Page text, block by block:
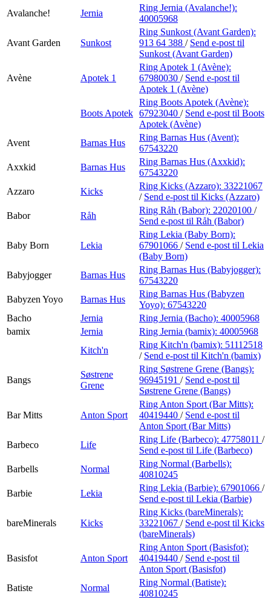
Avalanche!
Jernia
Ring Jernia (Avalanche!):
40005968
Avant Garden Sunkost
Ring Sunkost (Avant Garden):
913 64 388 / Send e-post til
Sunkost (Avant Garden)
Avène Apotek 1
Ring Apotek 1 (Avène):
67980030 / Send e-post til
Apotek 1 (Avène)
Boots Apotek
Ring Boots Apotek (Avène):
67923040 / Send e-post til Boots
Apotek (Avène)
Avent
Barnas Hus
Ring Barnas Hus (Avent):
67543220
Axxkid
Barnas Hus
Ring Barnas Hus (Axxkid):
67543220
Azzaro
Kicks
Ring Kicks (Azzaro): 33221067
/ Send e-post til Kicks (Azzaro)
Babor
Råh
Ring Råh (Babor): 22020100 /
Send e-post til Råh (Babor)
Baby Born Lekia
Ring Lekia (Baby Born):
67901066 / Send e-post til Lekia
(Baby Born)
Babyjogger
Barnas Hus
Ring Barnas Hus (Babyjogger):
67543220
Babyzen Yoyo
Barnas Hus
Ring Barnas Hus (Babyzen
Yoyo): 67543220
Bacho
Jernia Ring Jernia (Bacho): 40005968
bamix
Jernia Ring Jernia (bamix): 40005968
Kitch'n
Ring Kitch'n (bamix): 51112518
/ Send e-post til Kitch'n (bamix)
Bangs
Søstrene
Grene
Ring Søstrene Grene (Bangs):
96945191 / Send e-post til
Søstrene Grene (Bangs)
Bar Mitts Anton Sport
Ring Anton Sport (Bar Mitts):
40419440 / Send e-post til
Anton Sport (Bar Mitts)
Barbeco
Life
Ring Life (Barbeco): 47758011 /
Send e-post til Life (Barbeco)
Barbells
Normal
Ring Normal (Barbells):
40810245
Barbie
Lekia
Ring Lekia (Barbie): 67901066 /
Send e-post til Lekia (Barbie)
bareMinerals Kicks
Ring Kicks (bareMinerals):
33221067 / Send e-post til Kicks
(bareMinerals)
Basisfot Anton Sport
Ring Anton Sport (Basisfot):
40419440 / Send e-post til
Anton Sport (Basisfot)
Batiste
Normal
Ring Normal (Batiste):
40810245